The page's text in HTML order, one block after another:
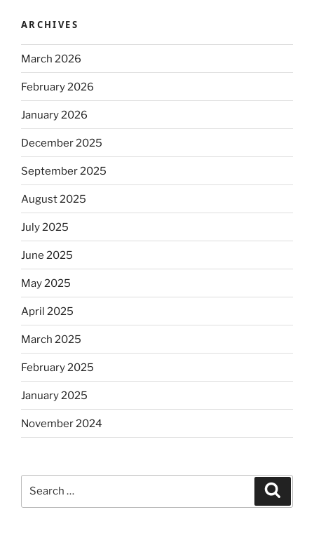
ARCHIVES
March 2026
February 2026
January 2026
December 2025
September 2025
August 2025
July 2025
June 2025
May 2025
April 2025
March 2025
February 2025
January 2025
November 2024